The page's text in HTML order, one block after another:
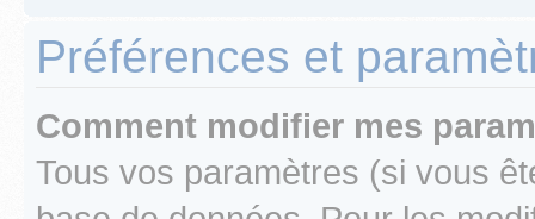
Préférences et
Comment modifier mes
Tous vos paramètres (si vous